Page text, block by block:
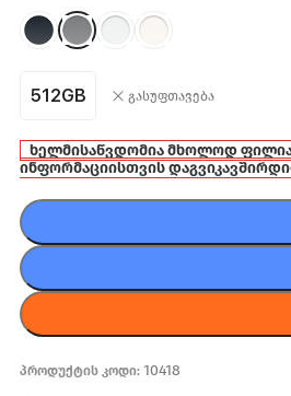
512GB გასუფთავება
ხელმისაწვდომია მხოლოდ
ინფორმაციისთვის
პროდუქტის კოდი: 10418